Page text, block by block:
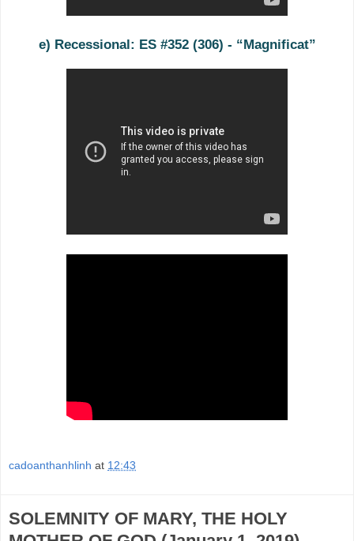
e) Recessional: ES #352 (306) - “Magnificat”
cadoanthanhlinh at 12:43
SOLEMNITY OF MARY, THE HOLY